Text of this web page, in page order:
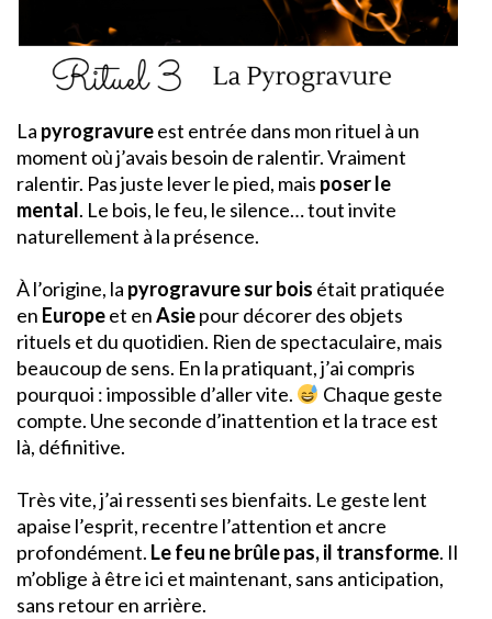
La pyrogravureest entrée dans mon rituel à un
moment où j’avais besoin de ralentir. Vraiment
ralentir. Pas juste lever le pied, mais poser le
mental. Le bois, le feu, le silence… tout invite
naturellement à la présence.
À l’origine, la pyrogravure sur bois était pratiquée
en Europeet enAsiepour décorer des objets
rituels et du quotidien. Rien de spectaculaire, mais
beaucoup de sens. En la pratiquant, j’ai compris
pourquoi : impossible d’aller vite.
Chaque geste
compte. Une seconde d’inattention et la trace est
là, définitive.
Très vite, j’ai ressenti ses bienfaits. Le geste lent
apaise l’esprit, recentre l’attention et ancre
profondément. Le feu ne brûle pas, il transforme. Il
m’oblige à être ici et maintenant, sans anticipation,
sans retour en arrière.